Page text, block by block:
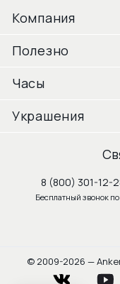
Компания
Полезно
Часы
Украшения
8 (800) 301-12-
Бесплатный звонок
© 2009-2026 —
vkontakte